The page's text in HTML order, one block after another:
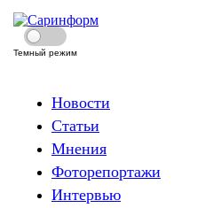
Темный режим
Новости
Статьи
Мнения
Фоторепортажи
Интервью